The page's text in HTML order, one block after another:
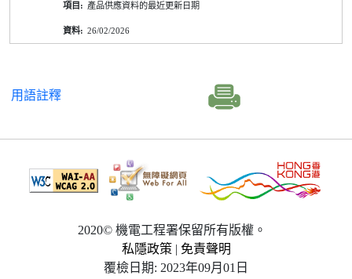
產品供應資料的最近更新日期
26/02/2026
用語註釋
2020© 機電工程署保留所有版權。
私隱政策 | 免責聲明
覆檢日期: 2023年09月01日